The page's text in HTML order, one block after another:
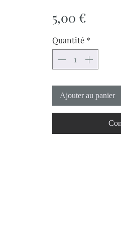
5,00 €
Quantité *
Ajouter au panier